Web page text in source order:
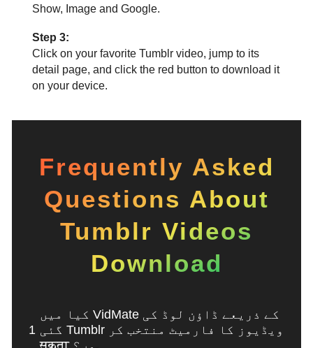
Show, Image and Google.
Step 3:
Click on your favorite Tumblr video, jump to its
detail page, and click the red button to download it
on your device.
Frequently Asked
Questions About
Tumblr Videos
Download
1
کیا میں VidMate کے ذریعے ڈاؤن لوڈ کی
گئی Tumblr ویڈیوز کا فارمیٹ منتخب کر